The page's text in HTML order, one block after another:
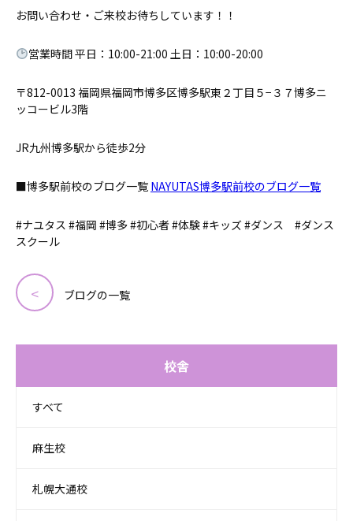
お問い合わせ・ご来校お待ちしています！！
営業時間 平日：10:00-21:00 土日：10:00-20:00
〒812-0013 福岡県福岡市博多区博多駅東２丁目５−３７博多ニ
ッコービル3階
JR九州博多駅から徒歩2分
■博多駅前校のブログ一覧 NAYUTAS博多駅前校のブログ一覧
#ナユタス #福岡 #博多 #初心者 #体験 #キッズ #ダンス #ダンス
スクール
ブログの一覧
校舎
すべて
麻生校
札幌大通校